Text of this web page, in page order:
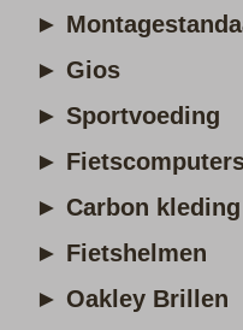
►
► Gios
► Sportvoeding
►
► Carbon kleding
► Fietshelmen
► Oakley Brillen